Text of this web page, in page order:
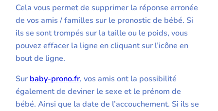
Cela vous permet de supprimer la réponse erronée
de vos amis / familles sur le pronostic de bébé. Si
ils se sont trompés sur la taille ou le poids, vous
pouvez effacer la ligne en cliquant sur l’icône en
bout de ligne.
Sur baby-prono.fr, vos amis ont la possibilité
également de deviner le sexe et le prénom de
bébé. Ainsi que la date de l’accouchement. Si ils se